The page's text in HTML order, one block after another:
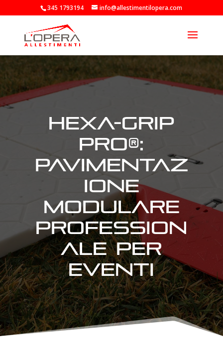
345 1793194 info@allestimentilopera.com
HEXA-GRIP
Pro®:
pavimentaz
ione
modulare
profession
ale per
eventi